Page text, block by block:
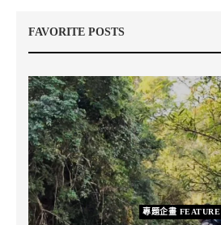
FAVORITE POSTS
專題企畫 FEATURE